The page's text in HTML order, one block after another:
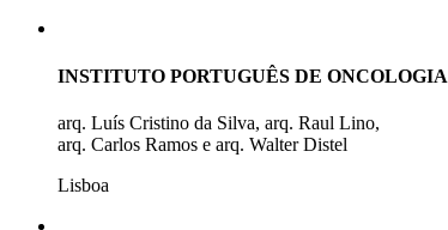
INSTITUTO PORTUGUÊS DE ONCOLOGIA
arq. Luís Cristino da Silva, arq. Raul Lino,
arq. Carlos Ramos e arq. Walter Distel
Lisboa